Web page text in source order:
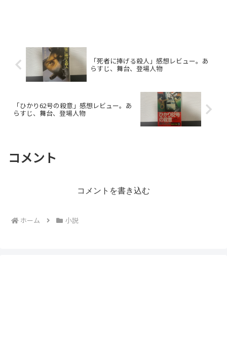
「死者に捧げる殺人」感想レビュー。あ
らすじ、舞台、登場人物
「ひかり62号の殺意」感想レビュー。あ
らすじ、舞台、登場人物
コメント
コメントを書き込む
ホーム 小説